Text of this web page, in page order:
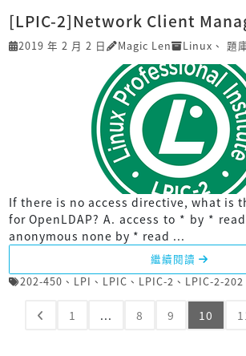
[LPIC-2]Network Client
2019 年 2 月 2 日 Magic Len Linux 、 題
If there is no access directive, what is
for OpenLDAP? A. access to * by *
anonymous none by * read ...
繼續閱讀
202-450 、 LPI 、 LPIC 、 LPIC-2 、 LPIC-2-202
1 ... 8 9 10